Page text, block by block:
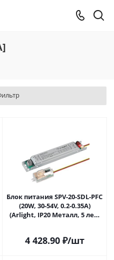
Блок питания SPV-20-SDL-PFC
(20W, 30-54V, 0.2-0.35A)
(Arlight, IP20 Металл, 5 лет)
4 428.90₽/шт